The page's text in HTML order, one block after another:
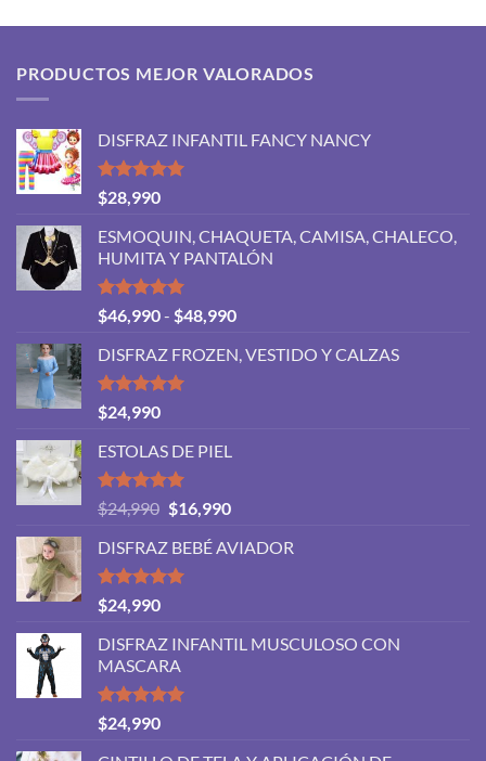
PRODUCTOS MEJOR VALORADOS
DISFRAZ INFANTIL FANCY NANCY
Valorado
con
de 5
$28,990
ESMOQUIN, CHAQUETA, CAMISA, CHALECO,
HUMITA Y PANTALÓN
Valorado
con
de 5
$46,990- $48,990Rango
precios:
DISFRAZ FROZEN, VESTIDO Y CALZAS
Valorado
con
de 5
$24,990
ESTOLAS DE PIEL
Valorado
con
de 5
$24,990 El
original
era:
$16,990El
actual
DISFRAZ BEBÉ AVIADOR
Valorado
con
de 5
$24,990
DISFRAZ INFANTIL MUSCULOSO CON
MASCARA
Valorado
con
de 5
$24,990